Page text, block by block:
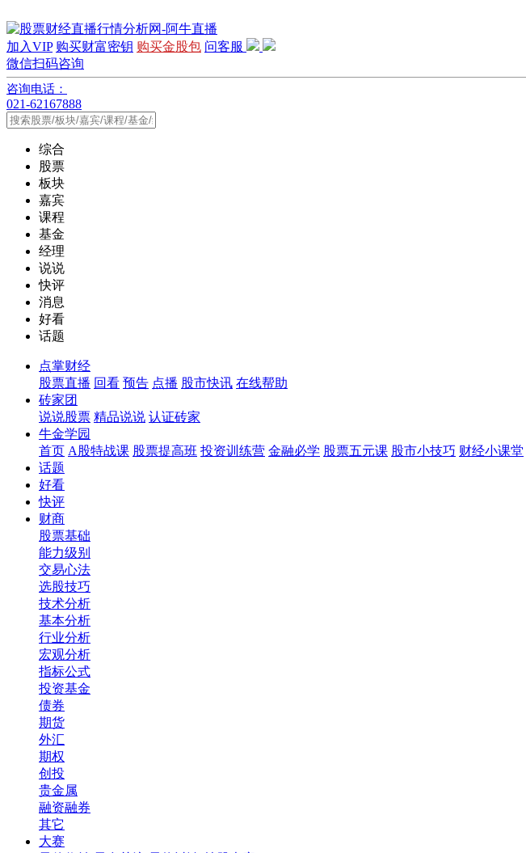
加入VIP 购买财富密钥 购买金股包 问客服
微信扫码咨询
咨询电话：
021-62167888
综合
股票
板块
嘉宾
课程
基金
经理
说说
快评
消息
好看
话题
点掌财经
股票直播 回看 预告 点播 股市快讯 在线帮助
砖家团
说说股票 精品说说 认证砖家
牛金学园
首页 A股特战课 股票提高班 投资训练营 金融必学 股票五元课 股市小技巧 财经小课堂
话题
好看
快评
财商
股票基础
能力级别
交易心法
选股技巧
技术分析
基本分析
行业分析
宏观分析
指标公式
投资基金
债券
期货
外汇
期权
创投
贵金属
融资融券
其它
大赛